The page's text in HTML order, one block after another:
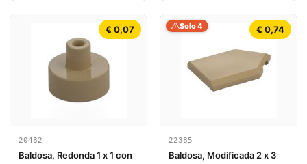
€ 0,07
20482
Baldosa, Redonda 1 x 1 con
€ 0,74
Solo 4
22385
Baldosa, Modificada 2 x 3